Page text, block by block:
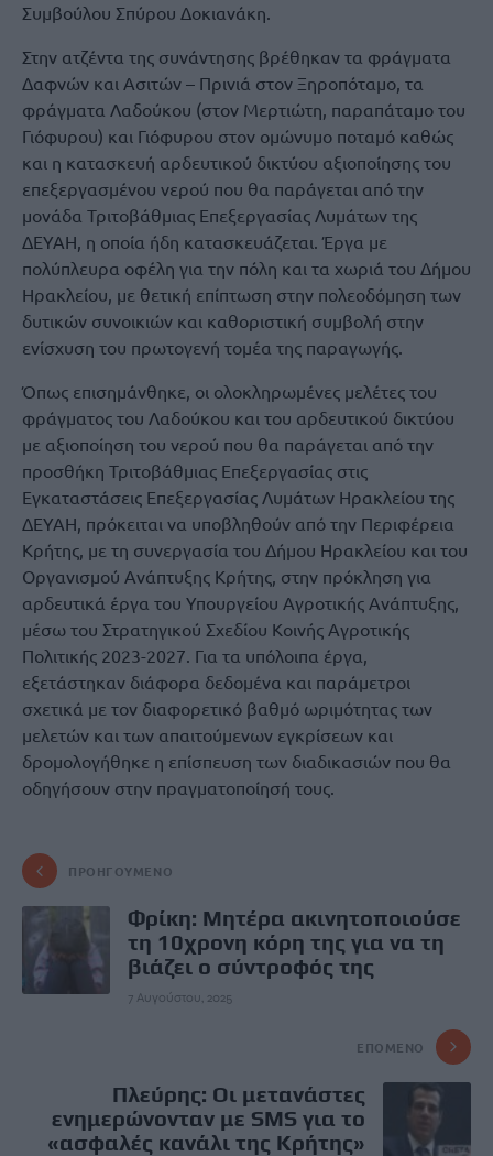
Συμβούλου Σπύρου Δοκιανάκη.
Στην ατζέντα της συνάντησης βρέθηκαν τα φράγματα
Δαφνών και Ασιτών – Πρινιά στον Ξηροπόταμο, τα
φράγματα Λαδούκου (στον Μερτιώτη, παραπάταμο του
Γιόφυρου) και Γιόφυρου στον ομώνυμο ποταμό καθώς
και η κατασκευή αρδευτικού δικτύου αξιοποίησης του
επεξεργασμένου νερού που θα παράγεται από την
μονάδα Τριτοβάθμιας Επεξεργασίας Λυμάτων της
ΔΕΥΑΗ, η οποία ήδη κατασκευάζεται. Έργα με
πολύπλευρα οφέλη για την πόλη και τα χωριά του Δήμου
Ηρακλείου, με θετική επίπτωση στην πολεοδόμηση των
δυτικών συνοικιών και καθοριστική συμβολή στην
ενίσχυση του πρωτογενή τομέα της παραγωγής.
Όπως επισημάνθηκε, οι ολοκληρωμένες μελέτες του
φράγματος του Λαδούκου και του αρδευτικού δικτύου
με αξιοποίηση του νερού που θα παράγεται από την
προσθήκη Τριτοβάθμιας Επεξεργασίας στις
Εγκαταστάσεις Επεξεργασίας Λυμάτων Ηρακλείου της
ΔΕΥΑΗ, πρόκειται να υποβληθούν από την Περιφέρεια
Κρήτης, με τη συνεργασία του Δήμου Ηρακλείου και του
Οργανισμού Ανάπτυξης Κρήτης, στην πρόκληση για
αρδευτικά έργα του Υπουργείου Αγροτικής Ανάπτυξης,
μέσω του Στρατηγικού Σχεδίου Κοινής Αγροτικής
Πολιτικής 2023-2027. Για τα υπόλοιπα έργα,
εξετάστηκαν διάφορα δεδομένα και παράμετροι
σχετικά με τον διαφορετικό βαθμό ωριμότητας των
μελετών και των απαιτούμενων εγκρίσεων και
δρομολογήθηκε η επίσπευση των διαδικασιών που θα
οδηγήσουν στην πραγματοποίησή τους.
ΠΡΟΗΓΟΎΜΕΝΟ
Φρίκη: Μητέρα ακινητοποιούσε
τη 10χρονη κόρη της για να τη
βιάζει ο σύντροφός της
7 Αυγούστου, 2025
ΕΠΌΜΕΝΟ
Πλεύρης: Οι μετανάστες
ενημερώνονταν με SMS για το
«ασφαλές κανάλι της Κρήτης»